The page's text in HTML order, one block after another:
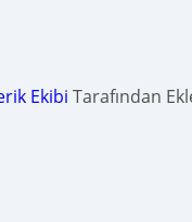
Ekibi Tarafından